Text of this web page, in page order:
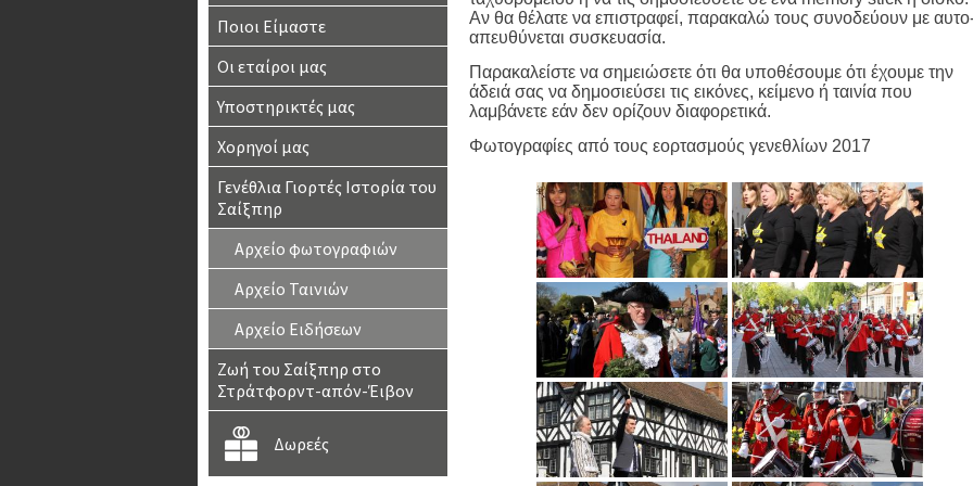
Ποιοι Είμαστε
Οι εταίροι μας
Υποστηρικτές μας
Χορηγοί μας
Γενέθλια Γιορτές Ιστορία του
Σαίξπηρ
Αρχείο φωτογραφιών
Αρχείο Ταινιών
Αρχείο Ειδήσεων
Ζωή του Σαίξπηρ στο
Στράτφορντ-απόν-Έιβον
Δωρεές
Αν θα θέλατε να επιστραφεί, παρακαλώ τους συνοδεύουν με
απευθύνεται συσκευασία.
Παρακαλείστε να σημειώσετε ότι θα υποθέσουμε ότι έχουμε την
άδειά σας να δημοσιεύσει τις εικόνες, κείμενο ή ταινία που
λαμβάνετε εάν δεν ορίζουν διαφορετικά.
Φωτογραφίες από τους εορτασμούς γενεθλίων 2017